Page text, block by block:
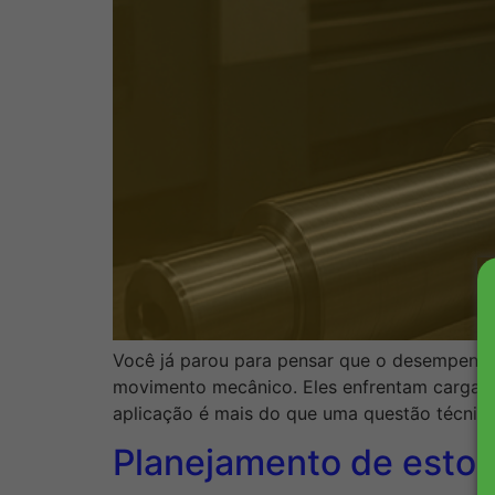
Você já parou para pensar que o
movimento mecânico. Eles enfrentam
aplicação é mais do que uma questão
Planejamento de